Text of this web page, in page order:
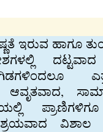
ಇರುವ ಹಾಗೂ
ವಿಶಾಲ